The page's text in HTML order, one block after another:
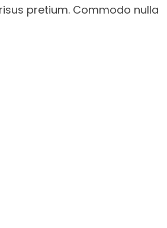
pretium. Commodo nulla